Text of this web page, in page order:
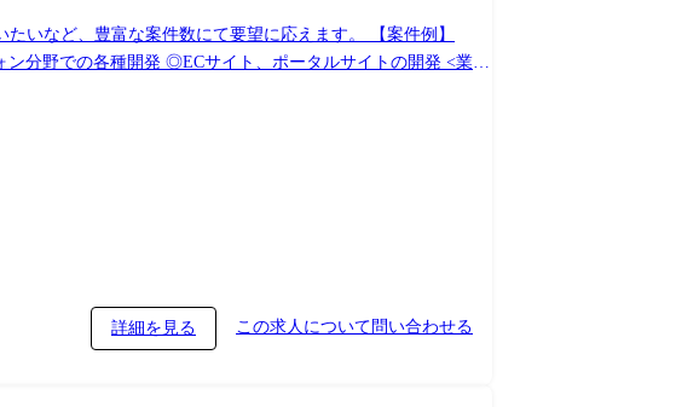
豊富な案件数にて要望に応えます。 【案件例】
での各種開発 ◎ECサイト、ポータルサイトの開発 <業務
詳細を見る この求人について問い合わせる